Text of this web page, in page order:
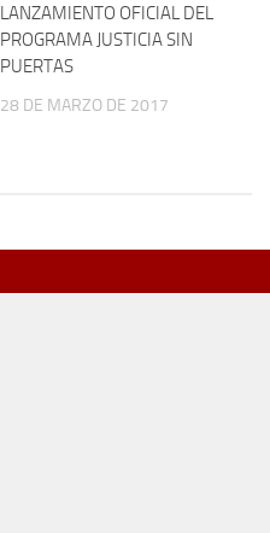
LANZAMIENTO OFICIAL DEL
PROGRAMA JUSTICIA SIN
PUERTAS
28 DE MARZO DE 2017